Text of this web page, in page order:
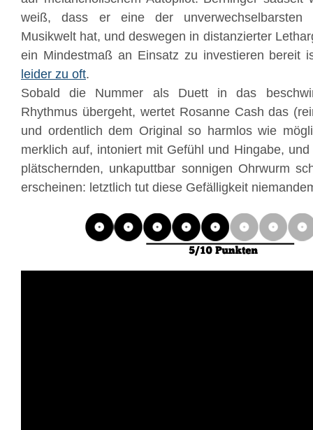
weiß, dass er eine der unverwechselbarsten
Musikwelt hat, und deswegen in distanzierter
ein Mindestmaß an Einsatz zu investieren bereit
leider zu oft.
Sobald die Nummer als Duett in das
Rhythmus übergeht, wertet Rosanne Cash das
und ordentlich dem Original so harmlos wie
merklich auf, intoniert mit Gefühl und Hingabe,
plätschernden, unkaputtbar sonnigen Ohrwurm
erscheinen: letztlich tut diese Gefälligkeit